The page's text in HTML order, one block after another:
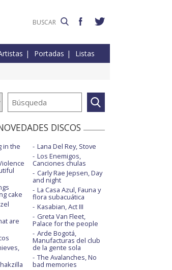
Portadas Listas
DISCOS
in the
cake
are
Lana Del Rey, Stove
Los Enemigos,
Canciones chulas
Carly Rae Jepsen, Day
and night
La Casa Azul, Fauna y
flora subacuática
Kasabian, Act III
Greta Van Fleet,
Palace for the people
Arde Bogotá,
Manufacturas del club
de la gente sola
The Avalanches, No
bad memories